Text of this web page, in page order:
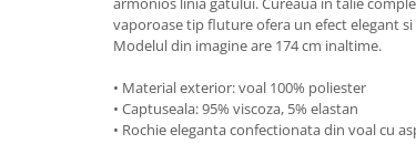
vaporoase tip fluture ofera un efect elegant si
Modelul din imagine are 174 cm inaltime.
• Material exterior: voal 100% poliester
• Captuseala: 95% viscoza, 5% elastan
• Rochie eleganta confectionata din voal cu